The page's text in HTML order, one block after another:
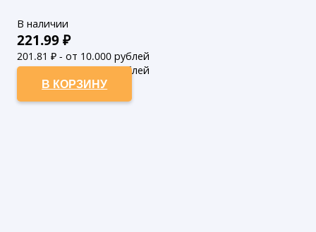
В наличии
221.99₽
201.81 ₽ - от 10.000 рублей
183.46₽ - от 50.000 рублей
В КОРЗИНУ